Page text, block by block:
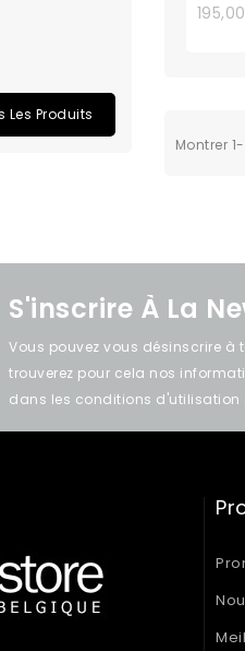
Les Produits
Montrer
S'inscrire À La
Vous pouvez vous désinscrire à
trouverez pour cela nos
dans les conditions d'utilisation